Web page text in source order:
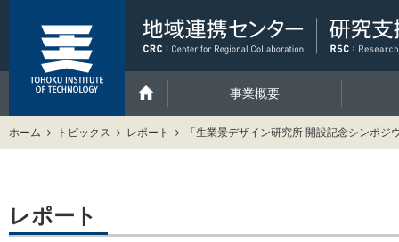
事業概要
ホーム トピックス レポート 「生業景デザイン研究所 開設記念シンポジ
レポート